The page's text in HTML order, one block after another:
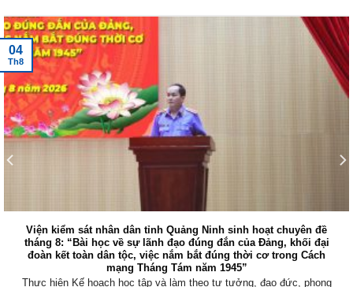
Viện kiểm sát nhân dân tỉnh Quảng Ninh sinh hoạt chuyên đề
tháng 8: “Bài học về sự lãnh đạo đúng đắn của Đảng, khối đại
đoàn kết toàn dân tộc, việc nắm bắt đúng thời cơ trong Cách
mạng Tháng Tám năm 1945”
Thực hiện Kế hoạch học tập và làm theo tư tưởng, đạo đức, phong
04
Th8